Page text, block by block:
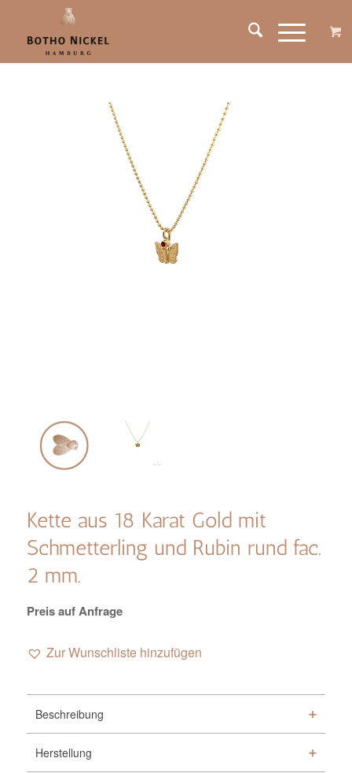
Kette aus 18 Karat Gold mit
Schmetterling und Rubin rund fac.
2 mm.
Preis auf Anfrage
Zur Wunschliste hinzufügen
Beschreibung
Herstellung